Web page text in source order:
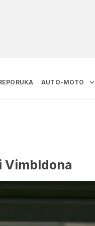
AUTO-MOTO
Vimbldona